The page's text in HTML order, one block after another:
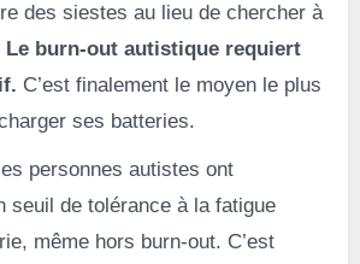
des siestes au lieu de chercher à
Le burn-out autistique requiert
C’est finalement le moyen le plus
ses batteries.
personnes autistes ont
seuil de tolérance à la fatigue
même hors burn-out. C’est